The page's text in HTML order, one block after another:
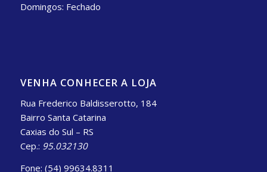
Domingos: Fechado
VENHA CONHECER A LOJA
Rua Frederico Baldisserotto, 184
Bairro Santa Catarina
Caxias do Sul – RS
Cep.: 95.032130
Fone: (54) 99634.8311